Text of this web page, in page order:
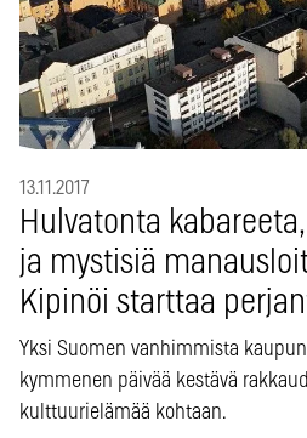
13.11.2017
Hulvatonta
ja mystisiä
Kipinöi starttaa
Yksi Suomen vanhimmista
kymmenen päivää kestävä
kulttuurielämää kohtaan.